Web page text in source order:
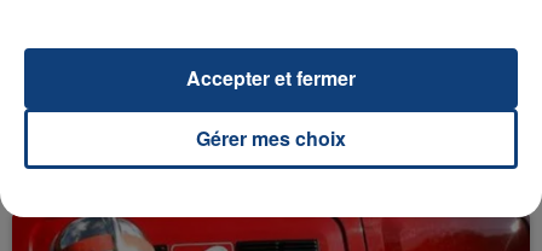
FIL D'ACTU
Gérer mes choix
Accepter et fermer